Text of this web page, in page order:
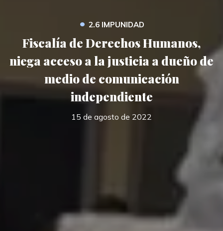
• 2.6 IMPUNIDAD
Fiscalía de Derechos Humanos,
niega acceso a la justicia a dueño de
medio de comunicación
independiente
15 de agosto de 2022